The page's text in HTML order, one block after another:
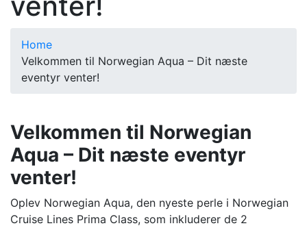
Home
Velkommen til Norwegian Aqua – Dit næste
eventyr venter!
Velkommen til Norwegian
Aqua – Dit næste eventyr
venter!
Oplev Norwegian Aqua, den nyeste perle i Norwegian
Cruise Lines Prima Class, som inkluderer de 2